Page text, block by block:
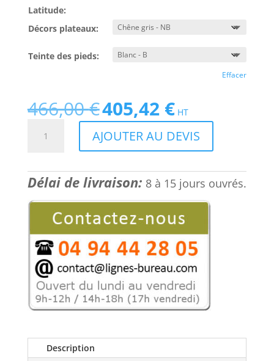
Latitude:
Décors plateaux:
Teinte des pieds:
Effacer
466,00€ Le
prix
initial
était :
405,42 €Le
prix
actuel
est :
HT
de
coworking,
travail
debout,
Latitude
AJOUTER AU DEVIS
Délai de livraison: 8 à 15 jours ouvrés.
Description